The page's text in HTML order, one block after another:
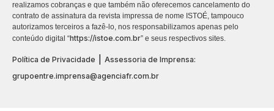
realizamos cobranças e que também não oferecemos cancelamento do
contrato de assinatura da revista impressa de nome ISTOÉ, tampouco
autorizamos terceiros a fazê-lo, nos responsabilizamos apenas pelo
conteúdo digital “https://istoe.com.br” e seus respectivos sites.
Política de Privacidade
Assessoria de Imprensa:
grupoentre.imprensa@agenciafr.com.br